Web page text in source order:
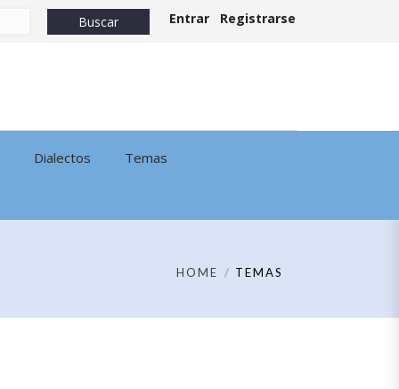
Entrar Registrarse
Dialectos Temas
HOME TEMAS